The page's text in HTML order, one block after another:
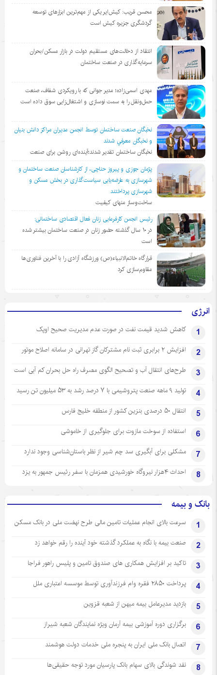
محسن قریب: کیش‌ایر یکی از مهم‌ترین ابزارهای توسعه
گردشگری جزیره کیش است
انتقاد از دخالت‌های مستقیم دولت در بازار مسکن/بحران
سرمایه‌گذاری در صنعت ساختمان
مهدی اسمی‌زاده؛ مدیر جوانی که با رویکردی شفاف، صنعت
حمل‌ونقل را به سمت نوسازی و اشتغال‌زایی سوق داده است
نخبگان صنعت ساختمان توسط انجمن مديران مراكز دانش بنيان
و نخبگان معرفي شدند
نخبگان ساختمان تقدیر شدند؛آینده‌ای روشن برای صنعت
پژمان جوزی و پیروز حناچی، از کارشناسان صنعت ساختمان و
شهرسازی به عارضه‌یابی سیاست‌گذاری در بخش مسکن و
شهرسازی پرداختند
ساخت‌وساز منهای کیفیت
رئیس انجمن کارفرمایی زنان فعال اقتصادی ساختمانی:
در ١٠ سال گذشته حضور زنان در صنعت ساختمان بیشتر شده
است
قرارگاه خاتم‌الانبیاء(ص) ورزشگاه آزادی را با آخرین فناوری‌ها
مقاوم‌سازی کرد
انرژی
1 کاهش شدید قیمت نفت در صورت عدم مدیریت صحیح اوپک
2 افزایش ۲ برابری ثبت نام مشترکان گاز تهرانی‌ در سامانه اصلاح موتور
3 طرح‌های انتقال آب و تصحیح الگوی مصرف راه حل بحران کم آبی است
4 تولید ۹ ماهه صنعت پتروشیمی با ۷ درصد رشد به ۵۳ میلیون تن رسید
5 انتقال ۵۰ درصدی بنزین کشور از منطقه خلیج فارس
6 استفاده از سوخت مازوت برای جلوگیری از خاموشی
7 مشکلی برای آبگیری سد چم شیر از نظر باستان‌شناسی وجود ندارد
8 احداث ۴هزار نیروگاه خورشیدی همزمان با سفر رئیس جمهور به یزد
بانک و بیمه
1 سرعت بالای انجام عملیات تامین مالی طرح نهضت ملی در بانک مسکن
2 صنعت بیمه با نگاه به عملکرد گذشته خود آینده را رقم خواهد زد
3 تاکید بر افزایش همکاری های صندوق تامین و پلیس راهور فراجا
4 پرداخت ۲۸۵۰ فقره وام فرزندآوری توسط موسسه اعتباری ملل
5 بازدید مدیرعامل بیمه میهن از شعبه قزوین
6 برگزاری دوره آموزشی بیمه آرمان ویژه نمایندگان شعبه شیراز
7 اتصال بانک ملی ایران به پنجره ملی خدمات دولت هوشمند
8 نقد شوندگی بالای سهام بانک پارسیان مورد توجه حقیقی‌ها